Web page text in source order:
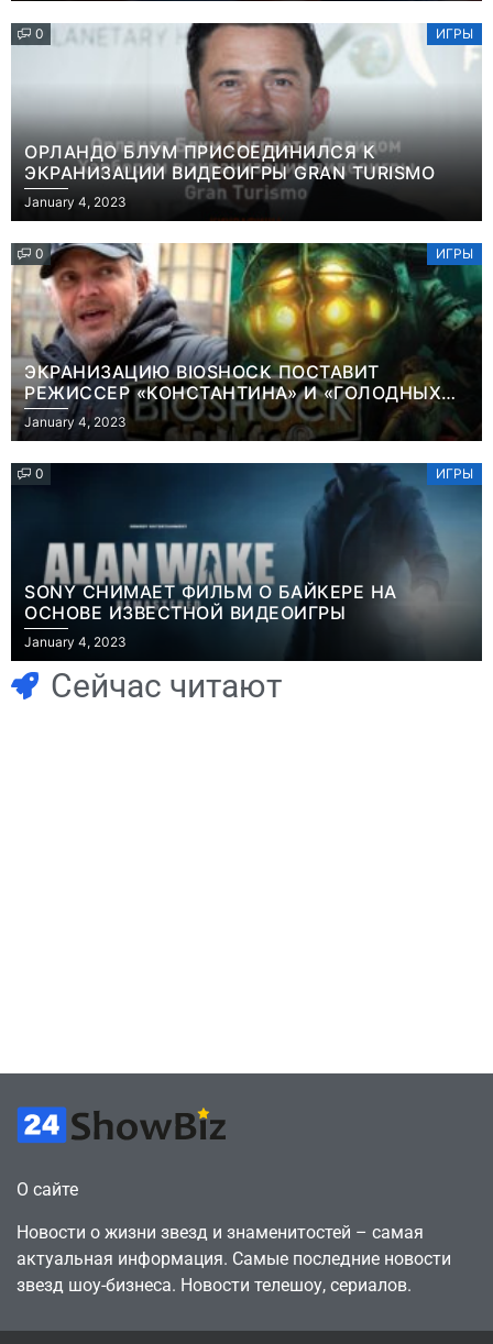
0 ИГРЫ
ОРЛАНДО БЛУМ ПРИСОЕДИНИЛСЯ К
ЭКРАНИЗАЦИИ ВИДЕОИГРЫ GRAN TURISMO
January 4, 2023
0 ИГРЫ
ЭКРАНИЗАЦИЮ BIOSHOCK ПОСТАВИТ
РЕЖИССЕР «КОНСТАНТИНА» И «ГОЛОДНЫХ
ИГР»
January 4, 2023
0 ИГРЫ
SONY СНИМАЕТ ФИЛЬМ О БАЙКЕРЕ НА
ОСНОВЕ ИЗВЕСТНОЙ ВИДЕОИГРЫ
January 4, 2023
Сейчас читают
Игры
В Rust теперь
Игры
Часть геймеров
считает, что мы
О сайте
Новости о жизни звезд и знаменитостей – самая
актуальная информация. Самые последние новости
звезд шоу-бизнеса. Новости телешоу, сериалов.